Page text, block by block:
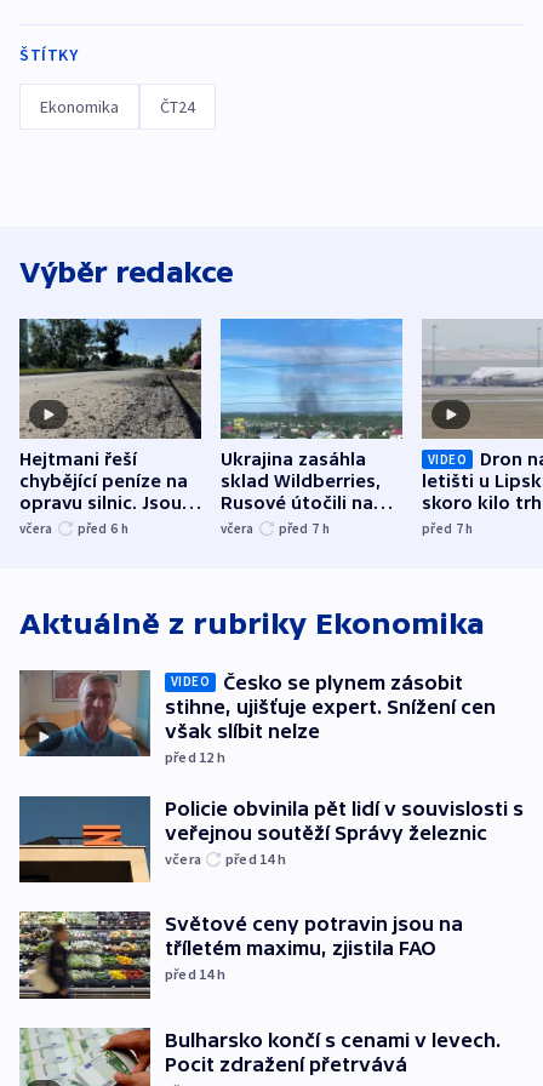
ŠTÍTKY
Ekonomika ČT24
Výběr redakce
Hejtmani řeší
chybějící peníze na
opravu silnic. Jsou
nenárokové, namítá
včera před 6 h
Ukrajina zasáhla
sklad Wildberries,
Rusové útočili na
trh, hasiče či
včera před 7 h
VIDEO
Dron
letišti u
skoro kilo
indicie
před 7h
Aktuálně z rubriky Ekonomika
VIDEO
Česko se plynem zásobit
stihne, ujišťuje expert. Snížení cen
však slíbit nelze
před 12 h
Policie obvinila pět lidí v souvislosti s
veřejnou soutěží Správy železnic
včera před 14h
Světové ceny potravin jsou na
tříletém maximu, zjistila FAO
před 14h
Bulharsko končí s cenami v levech.
Pocit zdražení přetrvává